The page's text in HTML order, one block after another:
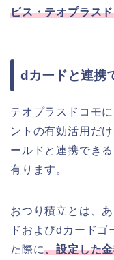
ビス・テオプラス
dカードと連携
テオプラスドコモ
ントの有効活用だ
ールドと連携でき
有ります。
おつり積立とは、
ドおよびdカード
た際に、設定した